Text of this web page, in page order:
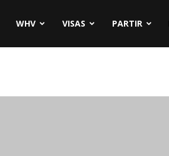
WHV VISAS PARTIR